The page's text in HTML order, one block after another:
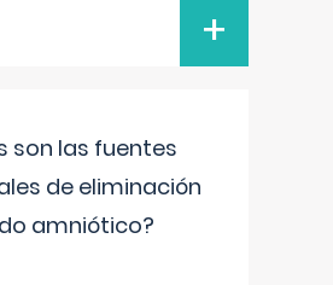
+
son las fuentes
de eliminación
amniótico?